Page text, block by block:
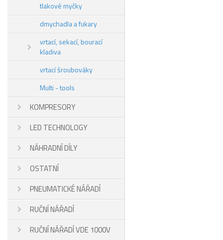
tlakové myčky
dmychadla a fukary
vrtací, sekací, bourací
kladiva
vrtací šroubováky
Multi - tools
KOMPRESORY
LED TECHNOLOGY
NÁHRADNÍ DÍLY
OSTATNÍ
PNEUMATICKÉ NÁŘADÍ
RUČNÍ NÁŘADÍ
RUČNÍ NÁŘADÍ VDE 1000V